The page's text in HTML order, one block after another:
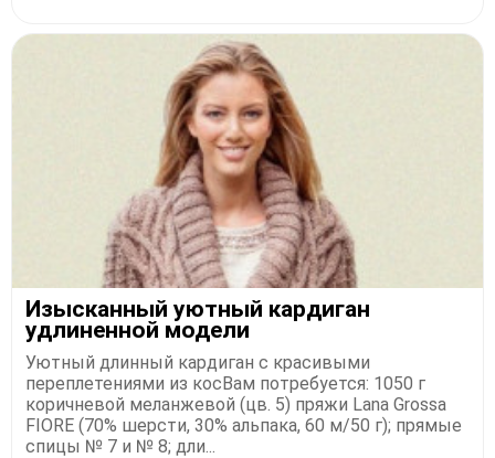
Изысканный уютный кардиган
удлиненной модели
Уютный длинный кардиган с красивыми
переплетениями из косВам потребуется: 1050 г
коричневой меланжевой (цв. 5) пряжи Lana Grossa
FIORE (70% шерсти, 30% альпака, 60 м/50 г); прямые
спицы № 7 и № 8; дли...